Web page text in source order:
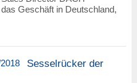
Geschäft in Deutschland,
Sesselrücker der